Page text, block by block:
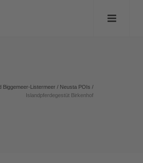
Biggemeer-Listermeer / Neusta POIs /
Islandpferdegestüt Birkenhof